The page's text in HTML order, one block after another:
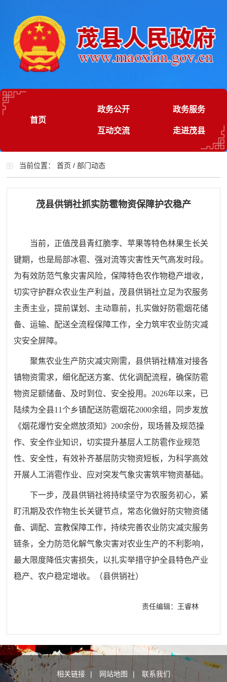
首页
政务公开 政务服务
互动交流 走进茂县
当前位置：首页 /部门动态
茂县供销社抓实防雹物资保障护农稳产
当前，正值茂县青红脆李、苹果等特色林果生长关
键期，也是局部冰雹、强对流等灾害性天气高发时段。
为有效防范气象灾害风险，保障特色农作物稳产增收，
切实守护群众农业生产利益，茂县供销社立足为农服务
主责主业，提前谋划、主动靠前，扎实做好防雹烟花储
备、运输、配送全流程保障工作，全力筑牢农业防灾减
灾安全屏障。
聚焦农业生产防灾减灾刚需，县供销社精准对接各
镇物资需求，细化配送方案、优化调配流程，确保防雹
物资足额储备、及时到位、安全投用。2026年以来，已
陆续为全县11个乡镇配送防雹烟花2000余组，同步发放
《烟花爆竹安全燃放须知》200余份，现场普及规范操
作、安全作业知识，切实提升基层人工防雹作业规范
性、安全性，有效补齐基层防灾物资短板，为科学高效
开展人工消雹作业、应对突发气象灾害筑牢物资基础。
下一步，茂县供销社将持续坚守为农服务初心，紧
盯汛期及农作物生长关键节点，常态化做好防灾物资储
备、调配、宣教保障工作，持续完善农业防灾减灾服务
链条，全力防范化解气象灾害对农业生产的不利影响，
最大限度降低灾害损失，以扎实举措守护全县特色产业
稳产、农户稳定增收。
（县供销社）
责任编辑：王睿林
相关链接 | 网站地图 | 联系我们